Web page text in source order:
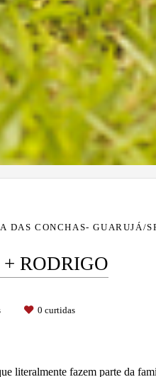
DAS CONCHAS- GUARUJÁ/
RODRIGO
0 curtidas
literalmente fazem parte da